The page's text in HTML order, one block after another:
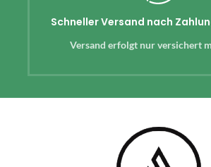
Schneller Versand nach
Versand erfolgt nur versichert